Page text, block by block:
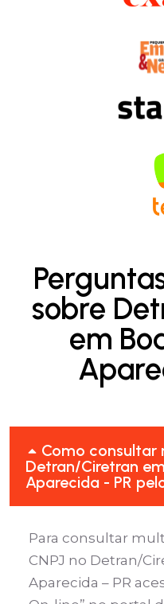
sobre
em
Como consultar
Detran/Ciretran
Aparecida - PR
Para consultar
CNPJ no Detran/
Aparecida – PR